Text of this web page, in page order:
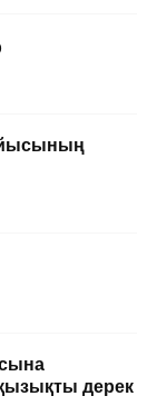
дерек